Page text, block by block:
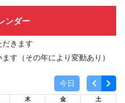
ンダー
だきます
す（その年により変動あり）
今日
木 金
土